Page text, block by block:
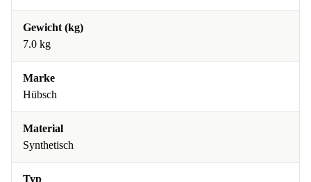
Gewicht (kg)
7.0 kg
Marke
Hübsch
Material
Synthetisch
Typ